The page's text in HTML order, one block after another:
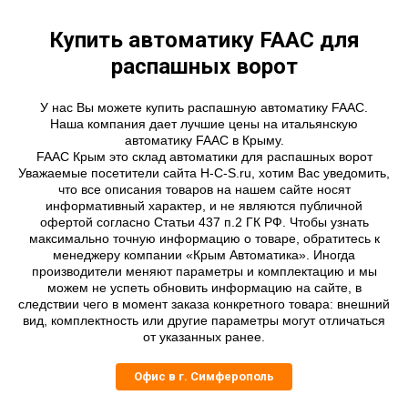
Купить автоматику FAAC для
распашных ворот
У нас Вы можете купить распашную автоматику FAAC.
Наша компания дает лучшие цены на итальянскую
автоматику FAAC в Крыму.
FAAC Крым это склад автоматики для распашных ворот
Уважаемые посетители сайта H-C-S.ru, хотим Вас уведомить,
что все описания товаров на нашем сайте носят
информативный характер, и не являются публичной
офертой согласно Статьи 437 п.2 ГК РФ. Чтобы узнать
максимально точную информацию о товаре, обратитесь к
менеджеру компании «Крым Автоматика». Иногда
производители меняют параметры и комплектацию и мы
можем не успеть обновить информацию на сайте, в
следствии чего в момент заказа конкретного товара: внешний
вид, комплектность или другие параметры могут отличаться
от указанных ранее.
Офис в г. Симферополь